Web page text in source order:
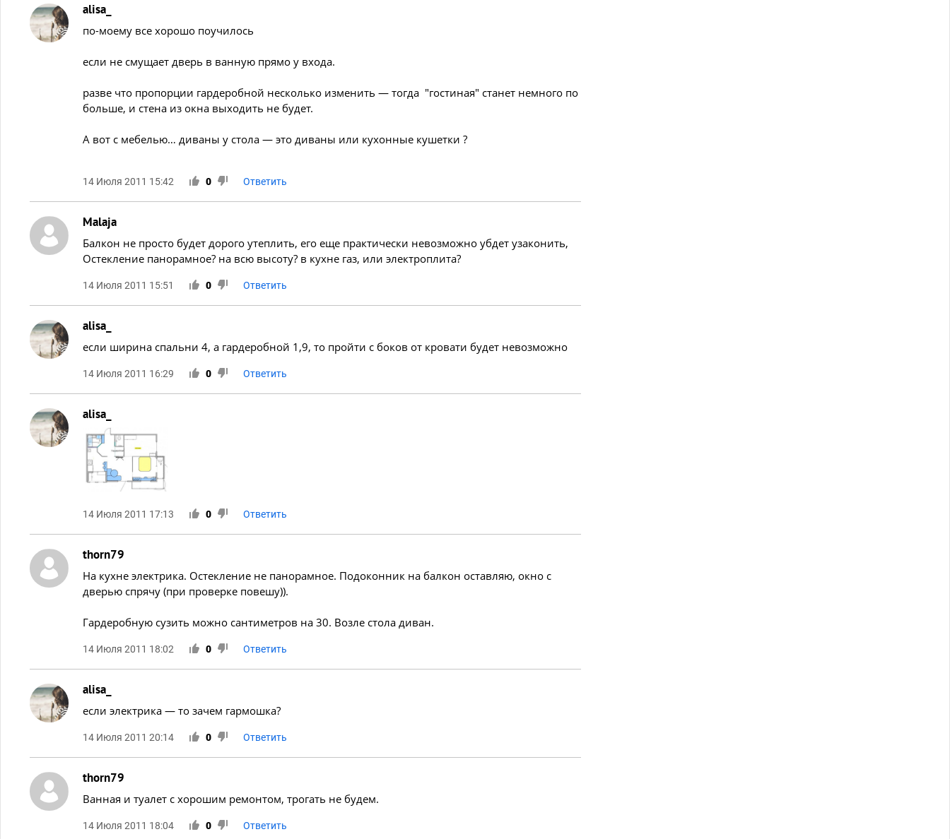
alisa_
по-моему все хорошо поучилось
если не смущает дверь в ванную прямо у входа.
разве что пропорции гардеробной несколько изменить — тогда "гостиная" станет немного по
больше, и стена из окна выходить не будет.
А вот с мебелью… диваны у стола — это диваны или кухонные кушетки ?
14 Июля 2011 15:42 0 Ответить
Malaja
Балкон не просто будет дорого утеплить, его еще практически невозможно убдет узаконить,
Остекление панорамное? на всю высоту? в кухне газ, или электроплита?
14 Июля 2011 15:51 0 Ответить
alisa_
если ширина спальни 4, а гардеробной 1,9, то пройти с боков от кровати будет невозможно
14 Июля 2011 16:29 0 Ответить
alisa_
14 Июля 2011 17:13 0 Ответить
thorn79
На кухне электрика. Остекление не панорамное. Подоконник на балкон оставляю, окно с
дверью спрячу (при проверке повешу)).
Гардеробную сузить можно сантиметров на 30. Возле стола диван.
14 Июля 2011 18:02 0 Ответить
alisa_
если электрика — то зачем гармошка?
14 Июля 2011 20:14 0 Ответить
thorn79
Ванная и туалет с хорошим ремонтом, трогать не будем.
14 Июля 2011 18:04 0 Ответить